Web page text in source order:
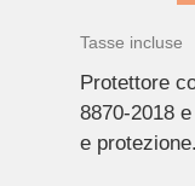
Tasse incluse
Protettore
8870-2018
e protezione.